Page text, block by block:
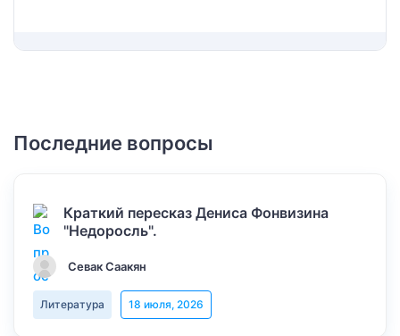
Последние вопросы
Краткий пересказ Дениса Фонвизина
"Недоросль".
Севак Саакян
Литература 18 июля, 2026